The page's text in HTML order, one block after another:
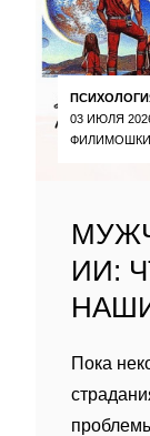
03 ИЮЛЯ
ИИ:
Пока